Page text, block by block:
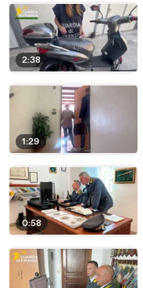
2:38
1:29
0:58